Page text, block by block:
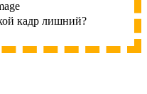
кадр лишний?